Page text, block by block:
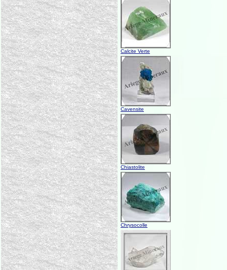
Calcite Verte
Cavensite
Chiastolite
Chrysocolle